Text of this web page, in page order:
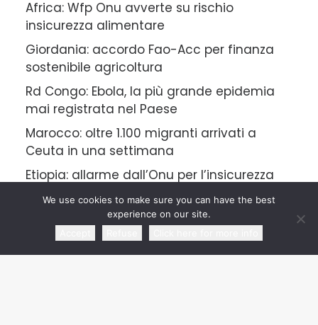
Africa: Wfp Onu avverte su rischio
insicurezza alimentare
Giordania: accordo Fao-Acc per finanza
sostenibile agricoltura
Rd Congo: Ebola, la più grande epidemia
mai registrata nel Paese
Marocco: oltre 1.100 migranti arrivati a
Ceuta in una settimana
Etiopia: allarme dall’Onu per l’insicurezza
alimentare
CATEGORIE
We use cookies to make sure you can have the best
experience on our site.